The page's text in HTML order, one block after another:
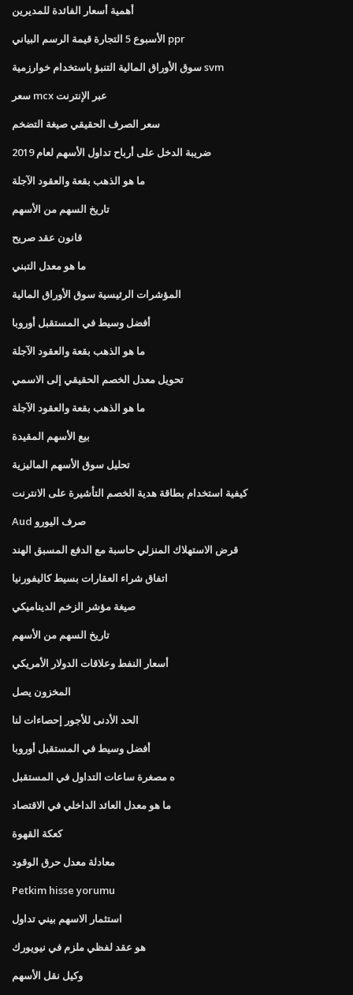
أهمية أسعار الفائدة للمديرين
الأسبوع 5 التجارة قيمة الرسم البياني ppr
سوق الأوراق المالية التنبؤ باستخدام خوارزمية svm
سعر mcx عبر الإنترنت
سعر الصرف الحقيقي صيغة التضخم
ضريبة الدخل على أرباح تداول الأسهم لعام 2019
ما هو الذهب بقعة والعقود الآجلة
تاريخ السهم من الأسهم
قانون عقد صريح
ما هو معدل التبني
المؤشرات الرئيسية سوق الأوراق المالية
أفضل وسيط في المستقبل أوروبا
ما هو الذهب بقعة والعقود الآجلة
تحويل معدل الخصم الحقيقي إلى الاسمي
ما هو الذهب بقعة والعقود الآجلة
بيع الأسهم المقيدة
تحليل سوق الأسهم الماليزية
كيفية استخدام بطاقة هدية الخصم التأشيرة على الانترنت
Aud صرف اليورو
قرض الاستهلاك المنزلي حاسبة مع الدفع المسبق الهند
اتفاق شراء العقارات بسيط كاليفورنيا
صيغة مؤشر الزخم الديناميكي
تاريخ السهم من الأسهم
أسعار النفط وعلاقات الدولار الأمريكي
المخزون يصل
الحد الأدنى للأجور إحصاءات لنا
أفضل وسيط في المستقبل أوروبا
ه مصغرة ساعات التداول في المستقبل
ما هو معدل العائد الداخلي في الاقتصاد
كعكة القهوة
معادلة معدل حرق الوقود
Petkim hisse yorumu
استثمار الاسهم بيني تداول
هو عقد لفظي ملزم في نيويورك
وكيل نقل الأسهم